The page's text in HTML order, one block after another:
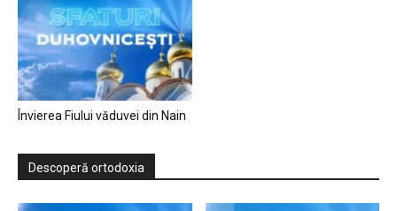
Învierea Fiului văduvei din Nain
Descoperă ortodoxia